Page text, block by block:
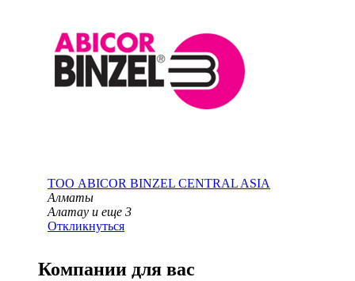
ТОО ABICOR BINZEL CENTRAL ASIA
Алматы
Алатау и еще 3
Откликнуться
Компании для вас